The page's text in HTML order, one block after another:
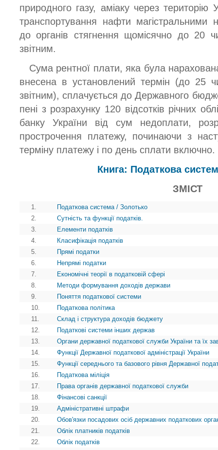
природного газу, аміаку через територію
транспортування нафти магістральними
до органів стягнення щомісячно до 20
звітним.
Сума рентної плати, яка була
внесена в установлений термін (до 25
звітним), сплачується до Державного
пені з розрахунку 120 відсотків річних
банку України від сум недоплати,
прострочення платежу, починаючи з
терміну платежу і по день сплати включно.
Книга: Податкова
ЗМІСТ
1.
Податкова система / Золотько
2.
Сутність та функції податків.
3.
Елементи податків
4.
Класифікація податків
5.
Прямі податки
6.
Непрямі податки
7.
Економічні теорії в податковій сфері
8.
Методи формування доходів держави
9.
Поняття податкової системи
10.
Податкова політика
11.
Склад і структура доходів бюджету
12.
Податкові системи інших держав
13.
Органи державної податкової служби України та їх
14.
Функції Державної податкової адміністрації України
15.
Функції середнього та базового рівня Державної
16.
Податкова міліція
17.
Права органів державної податкової служби
18.
Фінансові санкції
19.
Адміністративні штрафи
20.
Обов'язки посадових осіб державних податкових
21.
Облік платників податків
22.
Облік податків